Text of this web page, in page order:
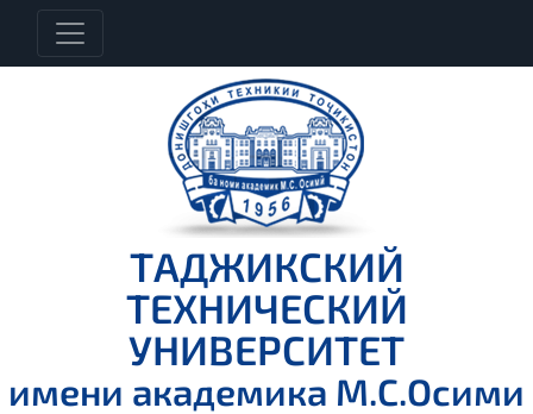
ТАДЖИКСКИЙ
ТЕХНИЧЕСКИЙ
УНИВЕРСИТЕТ
имени академика М.С.Осими